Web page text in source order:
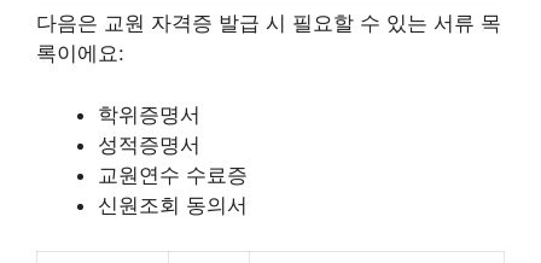
다음은 교원 자격증 발급 시 필요할 수 있는 서류 목
록이에요:
학위증명서
성적증명서
교원연수 수료증
신원조회 동의서